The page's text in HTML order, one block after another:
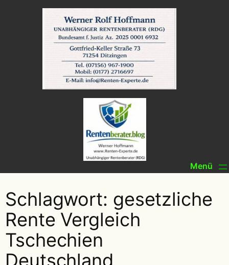
Schlagwort: gesetzliche
Rente Vergleich
Tschechien
Deutschland